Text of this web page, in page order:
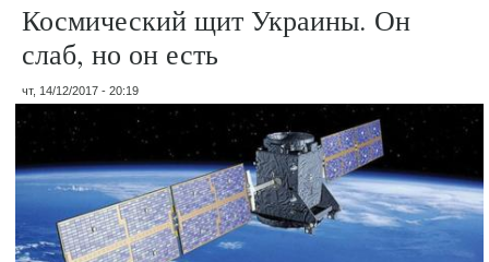
Космический щит Украины. Он
слаб, но он есть
чт, 14/12/2017 - 20:19